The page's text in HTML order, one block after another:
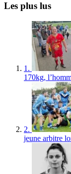
Les plus lus
1.
170kg,
2.
jeune arbitre